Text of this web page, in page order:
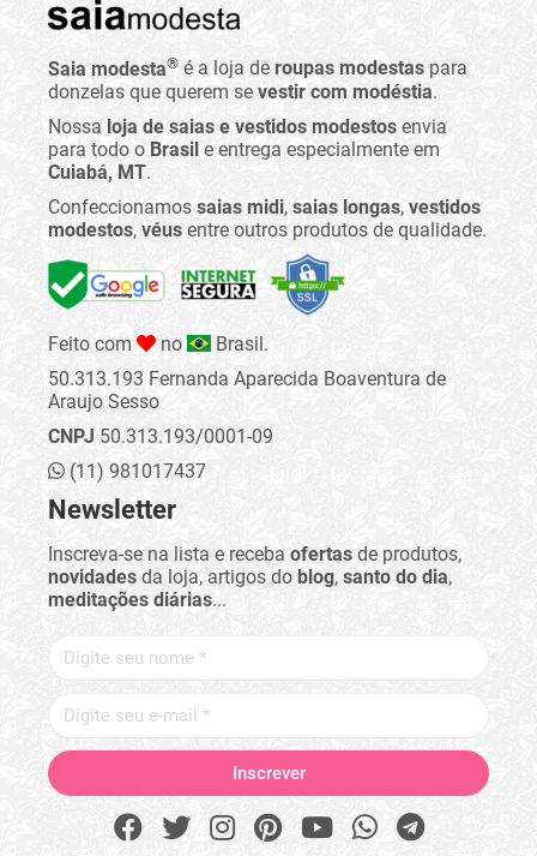
Saia modesta® é a loja de roupas modestas para
donzelas que querem se vestir com modéstia.
Nossa loja de saias e vestidos modestos envia
para todo o Brasil e entrega especialmente em
Cuiabá, MT.
Confeccionamos saias midi, saias longas, vestidos
modestos, véus entre outros produtos de qualidade.
Feito com no
Brasil.
50.313.193 Fernanda Aparecida Boaventura de
Araujo Sesso
CNPJ 50.313.193/0001-09
(11) 981017437
Newsletter
Inscreva-se na lista e receba ofertas de produtos,
novidades da loja, artigos do blog, santo do dia,
meditações diárias...